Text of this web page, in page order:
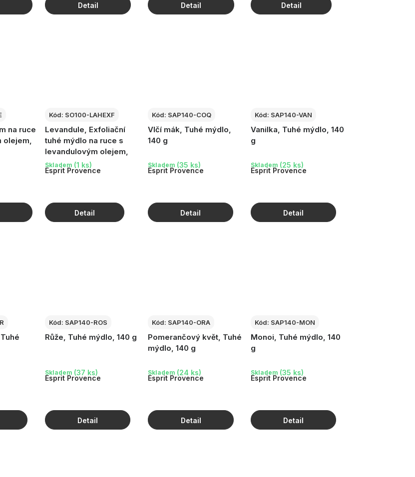
na ruce
olejem,
Levandule, Exfoliační
tuhé mýdlo na ruce s
levandulovým olejem,
100 g
Esprit Provence
Skladem (1 ks)
Kód: SO100-LAHEXF
Vlčí mák, Tuhé mýdlo,
140 g
Esprit Provence
Skladem (35 ks)
Kód: SAP140-COQ
Vanilka, Tuhé mýdlo, 140
g
Esprit Provence
Skladem (25 ks)
Kód: SAP140-VAN
Růže, Tuhé mýdlo, 140 g
Esprit Provence
Skladem (37 ks)
Kód: SAP140-ROS
Pomerančový květ, Tuhé
mýdlo, 140 g
Esprit Provence
Skladem (24 ks)
Kód: SAP140-ORA
Monoi, Tuhé mýdlo, 140
g
Esprit Provence
Skladem (35 ks)
Kód: SAP140-MON